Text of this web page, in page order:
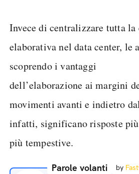
Invece di centralizzare tutta la
elaborativa nel data center, le
scoprendo i vantaggi
dell’elaborazione ai margini
movimenti avanti e indietro
infatti, significano risposte
più tempestive.
Parole volanti by